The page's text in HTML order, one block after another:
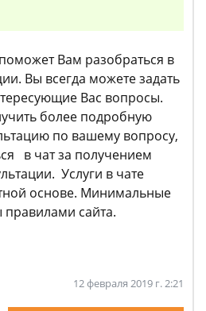
Вам разобраться в
Вы всегда можете задать
Вас вопросы.
более подробную
по вашему вопросу,
в чат за получением
Услуги в чате
основе. Минимальные
сайта.
12 февраля 2019 г. 2:21